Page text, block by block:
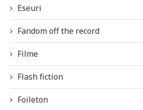
Eseuri
Fandom off the record
Filme
Flash fiction
Foileton